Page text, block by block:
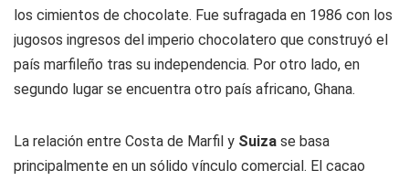
los cimientos de chocolate. Fue sufragada en 1986 con los
jugosos ingresos del imperio chocolatero que construyó el
país marfileño tras su independencia. Por otro lado, en
segundo lugar se encuentra otro país africano, Ghana.
La relación entre Costa de Marfil y Suiza se basa
principalmente en un sólido vínculo comercial. El cacao